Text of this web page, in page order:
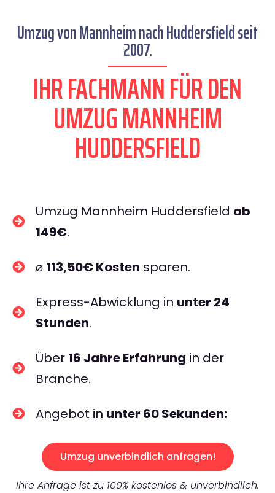
Umzug von Mannheim nach Huddersfield seit
2007.
IHR FACHMANN FÜR DEN
UMZUG MANNHEIM
HUDDERSFIELD
Umzug Mannheim Huddersfield ab
149€.
⌀ 113,50€ Kosten sparen.
Express-Abwicklung in unter 24
Stunden.
Über 16 Jahre Erfahrung in der
Branche.
Angebot in unter 60 Sekunden:
Umzug unverbindlich anfragen!
Ihre Anfrage ist zu 100% kostenlos & unverbindlich.